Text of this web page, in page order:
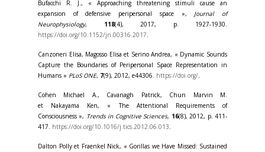
Bufacchi R. J., « Approaching threatening stimuli cause an
expansion of defensive peripersonal space », Journal of
Neurophysiology, 118(4), 2017, p. 1927-1930.
https://doi.org/10.1152/jn.00316.2017.
Canzoneri Elisa, Magosso Elisa et Serino Andrea, « Dynamic Sounds
Capture the Boundaries of Peripersonal Space Representation in
Humans » PLoS ONE, 7(9), 2012, e44306. https://doi.org/.
Cohen Michael A., Cavanagh Patrick, Chun Marvin M.
et Nakayama Ken, « The Attentional Requirements of
Consciousness », Trends in Cognitive Sciences, 16(8), 2012, p. 411-
417. https://doi.org/10.1016/j.tics.2012.06.013.
Dalton Polly et Fraenkel Nick, « Gorillas we Have Missed: Sustained